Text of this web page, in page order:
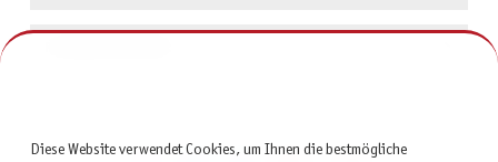
Diese Website verwendet Cookies, um Ihnen die bestmögliche